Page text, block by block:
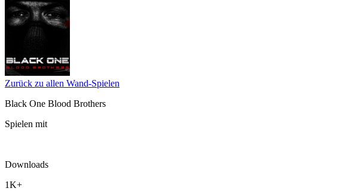
Zurück zu allen Wand-Spielen
Black One Blood Brothers
Spielen mit
Downloads
1K+